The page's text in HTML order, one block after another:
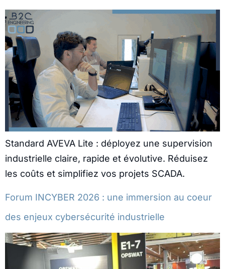
Standard AVEVA Lite : déployez une supervision
industrielle claire, rapide et évolutive. Réduisez
les coûts et simplifiez vos projets SCADA.
Forum INCYBER 2026 : une immersion au coeur
des enjeux cybersécurité industrielle